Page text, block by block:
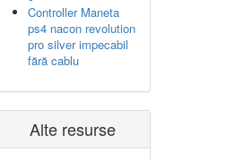
Controller Maneta
ps4 nacon revolution
pro silver impecabil
fără cablu
Alte resurse